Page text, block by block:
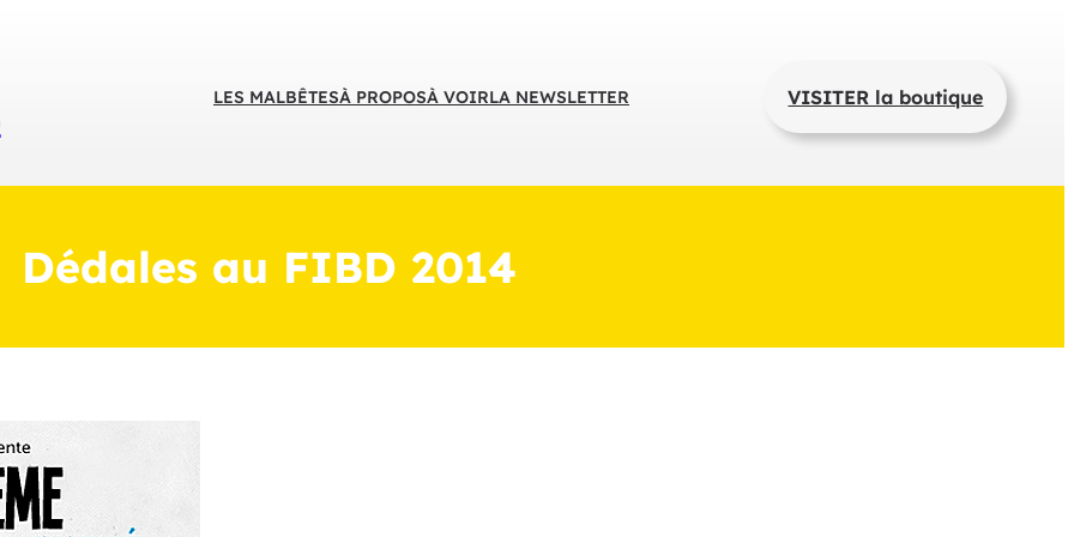
LES MALBÊTESÀ PROPOSÀ VOIRLA NEWSLETTER VISITER la boutique
Dédales au FIBD 2014